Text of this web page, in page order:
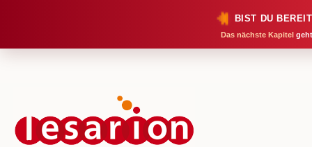
BIST DU
Das nächste Kapitel